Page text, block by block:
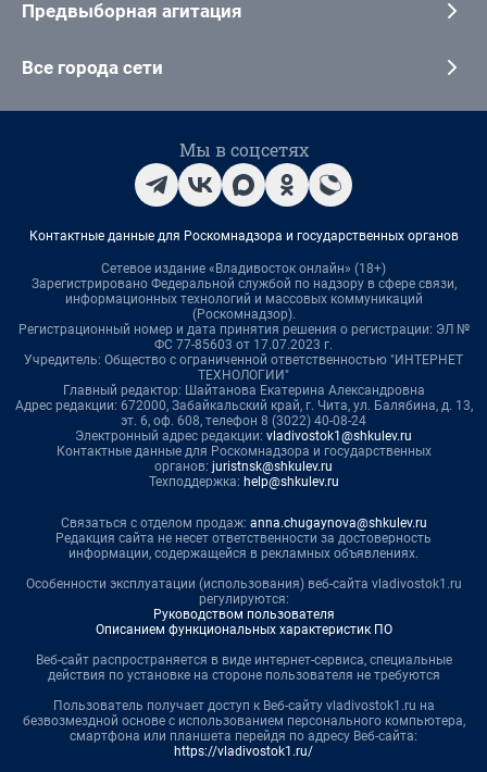
Предвыборная агитация
Все города сети
Мы в соцсетях
Контактные данные для Роскомнадзора и государственных органов
Сетевое издание «Владивосток онлайн» (18+)
Зарегистрировано Федеральной службой по надзору в сфере связи,
информационных технологий и массовых коммуникаций
(Роскомнадзор).
Регистрационный номер и дата принятия решения о регистрации: ЭЛ №
ФС 77-85603 от 17.07.2023 г.
Учредитель: Общество с ограниченной ответственностью "ИНТЕРНЕТ
ТЕХНОЛОГИИ"
Главный редактор: Шайтанова Екатерина Александровна
Адрес редакции: 672000, Забайкальский край, г. Чита, ул. Балябина, д. 13,
эт. 6, оф. 608, телефон 8 (3022) 40-08-24
Электронный адрес редакции: vladivostok1@shkulev.ru
Контактные данные для Роскомнадзора и государственных
органов: juristnsk@shkulev.ru
Техподдержка: help@shkulev.ru
Связаться с отделом продаж: anna.chugaynova@shkulev.ru
Редакция сайта не несет ответственности за достоверность
информации, содержащейся в рекламных объявлениях.
Особенности эксплуатации (использования) веб-сайта vladivostok1.ru
регулируются:
Руководством пользователя
Описанием функциональных характеристик ПО
Веб-сайт распространяется в виде интернет-сервиса, специальные
действия по установке на стороне пользователя не требуются
Пользователь получает доступ к Веб-сайту vladivostok1.ru на
безвозмездной основе с использованием персонального компьютера,
смартфона или планшета перейдя по адресу Веб-сайта:
https://vladivostok1.ru/